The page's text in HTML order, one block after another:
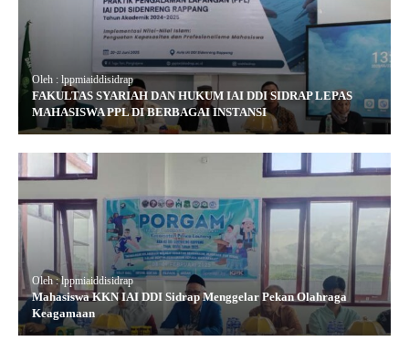
Oleh : lppmiaiddisidrap
FAKULTAS SYARIAH DAN HUKUM IAI DDI SIDRAP LEPAS
MAHASISWA PPL DI BERBAGAI INSTANSI
Oleh : lppmiaiddisidrap
Mahasiswa KKN IAI DDI Sidrap Menggelar Pekan Olahraga
Keagamaan